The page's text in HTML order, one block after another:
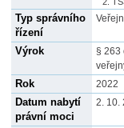
Typ správního
řízení
Výrok
§ 263
Rok 2022
Datum nabytí
právní moci
2. 10.